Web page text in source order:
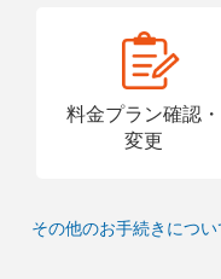
料金プラン確認・
変更
その他のお手続きについ